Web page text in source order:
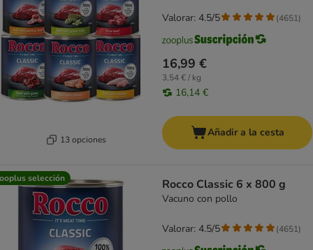
13 opciones
16,99 €
3,54 € / kg
16,14 €
Valorar: 4.5/5 (4651)
Añadir a la cesta
selección Rocco Classic 6 x 800 g
Vacuno con pollo
Valorar: 4.5/5 (4651)